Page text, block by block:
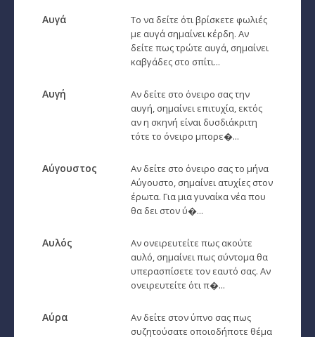
Ζώδια και έρωτας
­Ζώδια και οικογένεια
Αυτογνωσία
Αυγά
Το να δείτε ότι βρίσκετε φωλιές
με αυγά σημαίνει κέρδη. Αν
δείτε πως τρώτε αυγά, σημαίνει
καβγάδες στο σπίτι...
Αυγή
Αν δείτε στο όνειρο σας την
αυγή, σημαίνει επιτυχία, εκτός
αν η σκηνή είναι δυσδιάκριτη
τότε το όνειρο μπορε�...
Αύγουστος
Αν δείτε στο όνειρο σας το μήνα
Αύγουστο, σημαίνει ατυχίες στον
έρωτα. Για μια γυναίκα νέα που
θα δει στον ύ�...
Αυλός
Αν ονειρευτείτε πως ακούτε
αυλό, σημαίνει πως σύντομα θα
υπερασπίσετε τον εαυτό σας. Αν
ονειρευτείτε ότι π�...
Αύρα
Αν δείτε στον ύπνο σας πως
συζητούσατε οποιοδήποτε θέμα